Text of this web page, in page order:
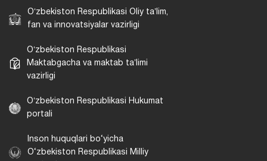
Oʻzbekiston Respublikasi Oliy taʼlim,
fan va innovatsiyalar vazirligi
Oʻzbekiston Respublikasi
Maktabgacha va maktab taʼlimi
vazirligi
Oʻzbekiston Respublikasi Hukumat
portali
Inson huquqlari bo‘yicha
O‘zbekiston Respublikasi Milliy